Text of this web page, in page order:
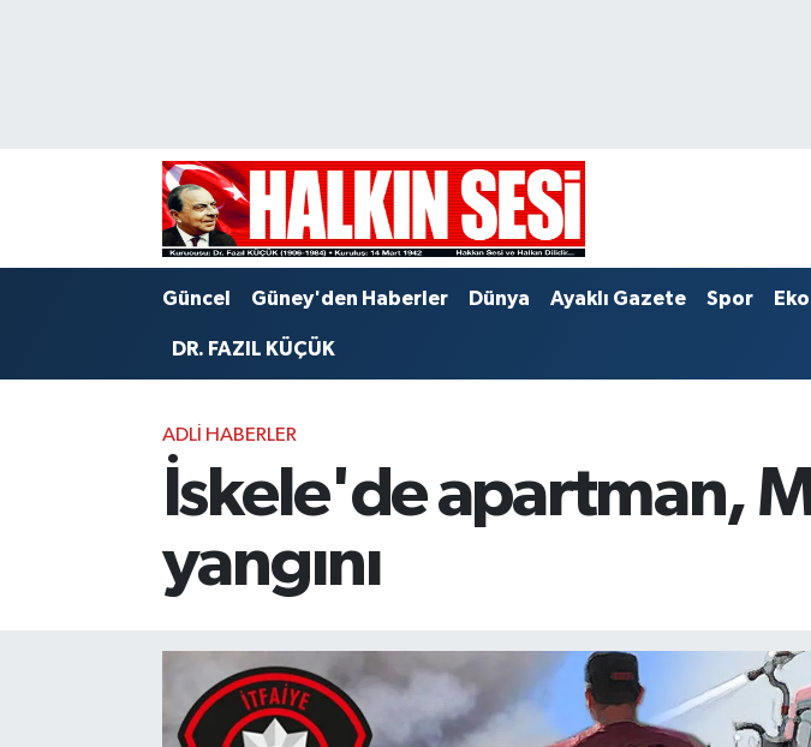
Güncel Güney'den Haberler Dünya Ayaklı Gazete Spor
DR. FAZIL KÜÇÜK
ADLI HABERLER
İskele'de apartman,
yangını
Trafik Durumu
Puan Durumu ve Fikstür
Haber Arşivi